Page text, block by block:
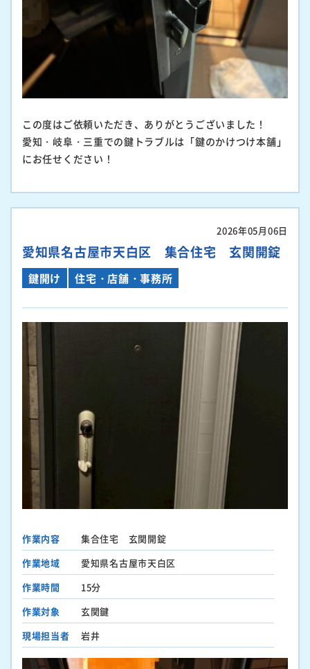
この度はご依頼いただき、ありがとうございました！
愛知・岐阜・三重での鍵トラブルは「鍵のかけつけ本舗」
にお任せください！
2026年05月06日
愛知県名古屋市天白区 集合住宅 玄関開錠
鍵開け 住宅・店舗・事務所
作業内容
集合住宅 玄関開錠
作業地域
愛知県名古屋市天白区
作業時間
15分
作業対象
玄関鍵
現場担当者
岩井